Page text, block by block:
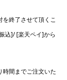
終了させて頂くこ
込]/ [楽天ペイ]から
間までご注文いた